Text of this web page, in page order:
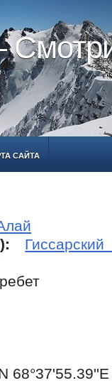
САЙТА
68°37'55.39''E